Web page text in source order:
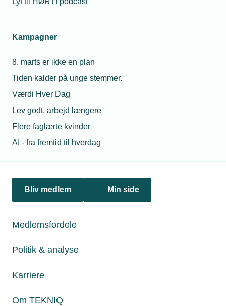
Kampagner
8. marts er ikke en plan
Tiden kalder på unge stemmer.
Værdi Hver Dag
Lev godt, arbejd længere
Flere faglærte kvinder
AI - fra fremtid til hverdag
Bliv medlem Min side
Medlemsfordele
Politik & analyse
Karriere
Om TEKNIQ
Formueskatten er en regning til dem, der skaber job og
Formueskatten sender regningen til familieejede
inventar og udstyr. TEKNIQ og brancheorganisationen
HORESTA advarer nu om konsekvenserne.
Personaleforhold
Nyheder